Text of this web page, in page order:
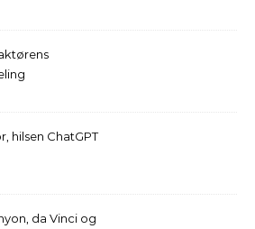
hilsen ChatGPT
da Vinci og